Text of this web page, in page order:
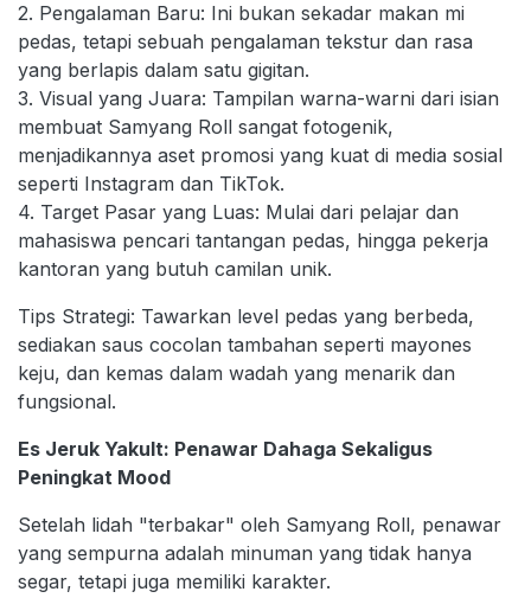
2. Pengalaman Baru: Ini bukan sekadar makan mi
pedas, tetapi sebuah pengalaman tekstur dan rasa
yang berlapis dalam satu gigitan.
3. Visual yang Juara: Tampilan warna-warni dari isian
membuat Samyang Roll sangat fotogenik,
menjadikannya aset promosi yang kuat di media sosial
seperti Instagram dan TikTok.
4. Target Pasar yang Luas: Mulai dari pelajar dan
mahasiswa pencari tantangan pedas, hingga pekerja
kantoran yang butuh camilan unik.
Tips Strategi: Tawarkan level pedas yang berbeda,
sediakan saus cocolan tambahan seperti mayones
keju, dan kemas dalam wadah yang menarik dan
fungsional.
Es Jeruk Yakult: Penawar Dahaga Sekaligus
Peningkat Mood
Setelah lidah "terbakar" oleh Samyang Roll, penawar
yang sempurna adalah minuman yang tidak hanya
segar, tetapi juga memiliki karakter.